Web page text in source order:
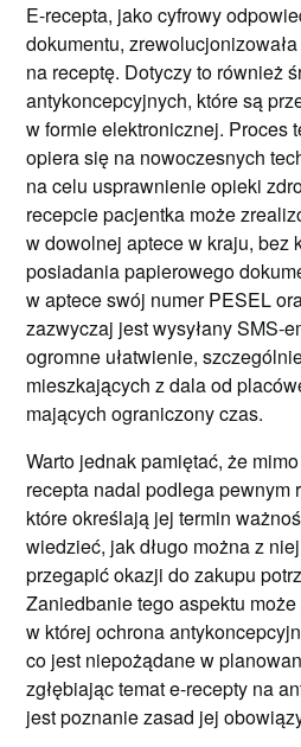
E-recepta, jako cyfrowy
dokumentu,
na receptę. Dotyczy to również
antykoncepcyjnych, które są
w formie elektronicznej. Proces
opiera się na nowoczesnych
na celu usprawnienie opieki
recepcie pacjentka może
w dowolnej aptece w kraju, bez
posiadania papierowego
w aptece swój numer PESEL
zazwyczaj jest wysyłany SMS-
ogromne ułatwienie,
mieszkających z dala od
mających ograniczony czas.
Warto jednak pamiętać, że
recepta nadal podlega pewnym
które określają jej termin
wiedzieć, jak długo można z
przegapić okazji do zakupu
Zaniedbanie tego aspektu
w której ochrona
co jest niepożądane w
zgłębiając temat e-recepty na
jest poznanie zasad jej